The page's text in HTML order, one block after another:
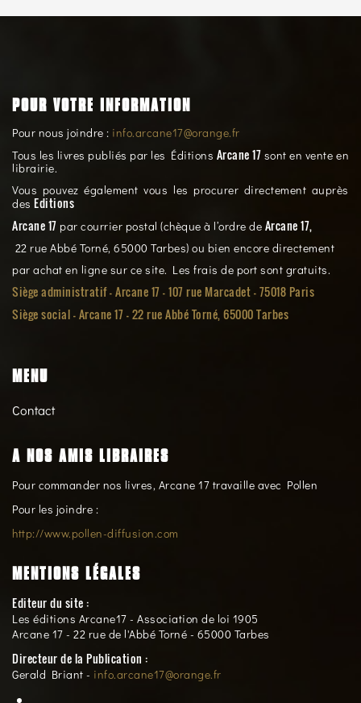
POUR VOTRE INFORMATION
Pour nous joindre : info.arcane17@orange.fr
Tous les livres publiés par les Éditions Arcane 17 sont en vente en
librairie.
Vous pouvez également vous les procurer directement auprès
des Editions
Arcane 17 par courrier postal (chèque à l’ordre de Arcane 17,
22 rue Abbé Torné, 65000 Tarbes) ou bien encore directement
par achat en ligne sur ce site. Les frais de port sont gratuits.
Siège administratif - Arcane 17 - 107 rue Marcadet - 75018 Paris
Siège social -Arcane 17 - 22 rue Abbé Torné, 65000 Tarbes
MENU
Contact
A NOS AMIS LIBRAIRES
Pour commander nos livres, Arcane 17 travaille avec Pollen
Pour les joindre :
http://www.pollen-diffusion.com
MENTIONS LÉGALES
Editeur du site :
Les éditions Arcane17 - Association de loi 1905
Arcane 17 - 22 rue de l'Abbé Torné - 65000 Tarbes
Directeur de la Publication :
Gerald Briant - info.arcane17@orange.fr